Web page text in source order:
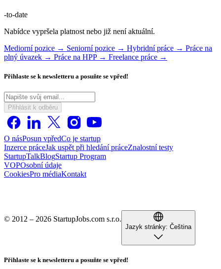
-to-date
Nabídce vypršela platnost nebo již není aktuální.
Mediorní pozice → Seniorní pozice → Hybridní práce → Práce na
plný úvazek → Práce na HPP → Freelance práce →
Přihlaste se k newsletteru a posuňte se vpřed!
Přihlásit k odběru
O násPosun vpředCo je startup
Inzerce práceJak uspět při hledání práceZnalostní testy
StartupTalkBlogStartup Program
VOPOsobní údaje
CookiesPro médiaKontakt
© 2012 – 2026 StartupJobs.com s.r.o.
Jazyk stránky: Čeština
Přihlaste se k newsletteru a posuňte se vpřed!